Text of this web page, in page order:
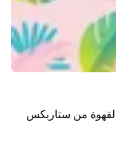
من ستاربكس